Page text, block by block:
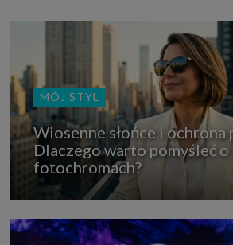
MÓJ STYL
Wiosenne słońce i ochrona
Dlaczego warto pomyśleć o
fotochromach?